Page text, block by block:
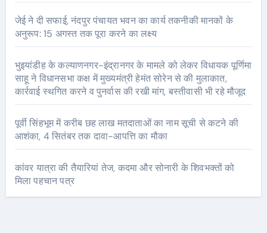
जेई ने दी सफाई, नंदपुर पंचायत भवन का कार्य तकनीकी मानकों के
अनुरूप: 15 अगस्त तक पूरा करने का लक्ष्य
भुइयांडीह के कल्याणनगर-इंद्रानगर के मामले को लेकर विधायक पूर्णिमा
साहू ने विधानसभा कक्ष में मुख्यमंत्री हेमंत सोरेन से की मुलाकात,
कार्रवाई स्थगित करने व पुनर्वास की रखी मांग, बस्तीवासी भी रहे मौजूद
पूर्वी सिंहभूम में करीब छह लाख मतदाताओं का नाम सूची से कटने की
आशंका, 4 सितंबर तक दावा-आपत्ति का मौका
कांवर यात्रा की तैयारियां तेज, कदमा और सोनारी के शिवभक्तों को
मिला पहचान पत्र